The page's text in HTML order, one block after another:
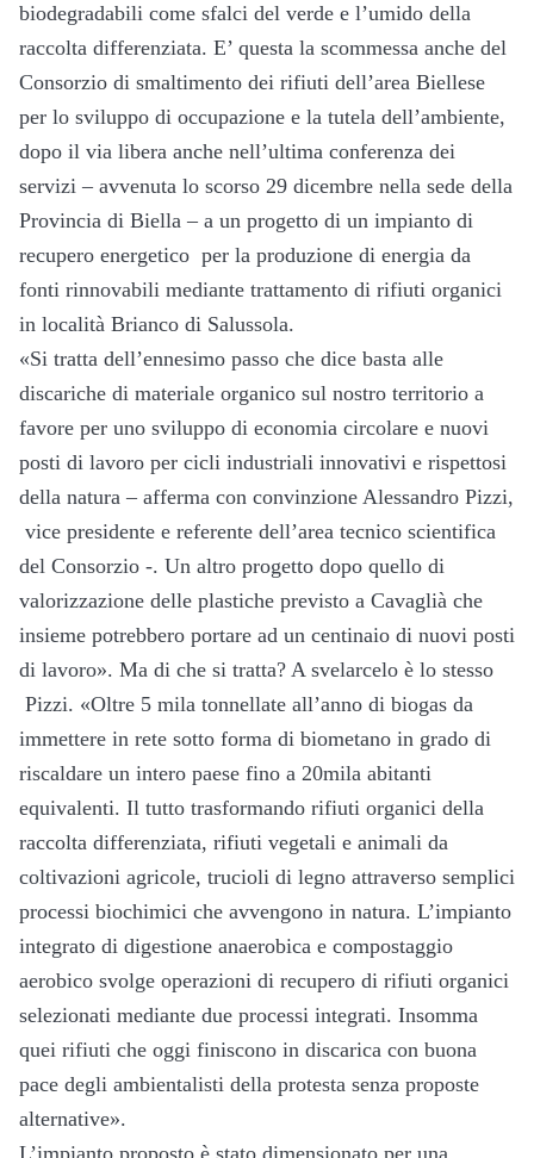
biodegradabili come sfalci del verde e l’umido della
raccolta differenziata. E’ questa la scommessa anche del
Consorzio di smaltimento dei rifiuti dell’area Biellese
per lo sviluppo di occupazione e la tutela dell’ambiente,
dopo il via libera anche nell’ultima conferenza dei
servizi – avvenuta lo scorso 29 dicembre nella sede della
Provincia di Biella – a un progetto di un impianto di
recupero energetico per la produzione di energia da
fonti rinnovabili mediante trattamento di rifiuti organici
in località Brianco di Salussola.
«Si tratta dell’ennesimo passo che dice basta alle
discariche di materiale organico sul nostro territorio a
favore per uno sviluppo di economia circolare e nuovi
posti di lavoro per cicli industriali innovativi e rispettosi
della natura – afferma con convinzione Alessandro Pizzi,
vice presidente e referente dell’area tecnico scientifica
del Consorzio -. Un altro progetto dopo quello di
valorizzazione delle plastiche previsto a Cavaglià che
insieme potrebbero portare ad un centinaio di nuovi posti
di lavoro». Ma di che si tratta? A svelarcelo è lo stesso
Pizzi. «Oltre 5 mila tonnellate all’anno di biogas da
immettere in rete sotto forma di biometano in grado di
riscaldare un intero paese fino a 20mila abitanti
equivalenti. Il tutto trasformando rifiuti organici della
raccolta differenziata, rifiuti vegetali e animali da
coltivazioni agricole, trucioli di legno attraverso semplici
processi biochimici che avvengono in natura. L’impianto
integrato di digestione anaerobica e compostaggio
aerobico svolge operazioni di recupero di rifiuti organici
selezionati mediante due processi integrati. Insomma
quei rifiuti che oggi finiscono in discarica con buona
pace degli ambientalisti della protesta senza proposte
alternative».